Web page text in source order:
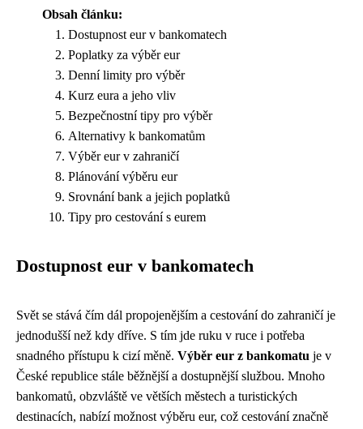
Obsah článku:
Dostupnost eur v bankomatech
Poplatky za výběr eur
Denní limity pro výběr
Kurz eura a jeho vliv
Bezpečnostní tipy pro výběr
Alternativy k bankomatům
Výběr eur v zahraničí
Plánování výběru eur
Srovnání bank a jejich poplatků
Tipy pro cestování s eurem
Dostupnost eur v bankomatech
Svět se stává čím dál propojenějším a cestování do zahraničí je
jednodušší než kdy dříve. S tím jde ruku v ruce i potřeba
snadného přístupu k cizí měně. Výběr eur z bankomatu je v
České republice stále běžnější a dostupnější službou. Mnoho
bankomatů, obzvláště ve větších městech a turistických
destinacích, nabízí možnost výběru eur, což cestování značně